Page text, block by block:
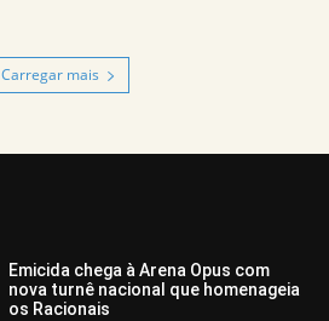
Carregar mais
Emicida chega à Arena Opus com
nova turnê nacional que homenageia
os Racionais